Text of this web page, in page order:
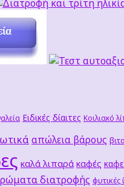
Ειδικές δίαιτες Κοιλιακό
απώλεια βάρους
καλά λιπαρά καφές
διατροφής φυτικές